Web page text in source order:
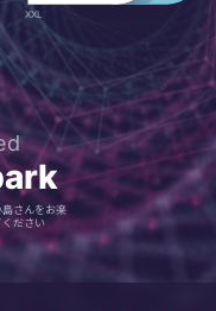
さんをお楽
ください